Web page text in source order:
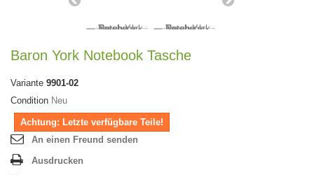
Baron York Notebook Tasche
Variante 9901-02
Condition Neu
Achtung: Letzte verfügbare Teile!
An einen Freund senden
Ausdrucken